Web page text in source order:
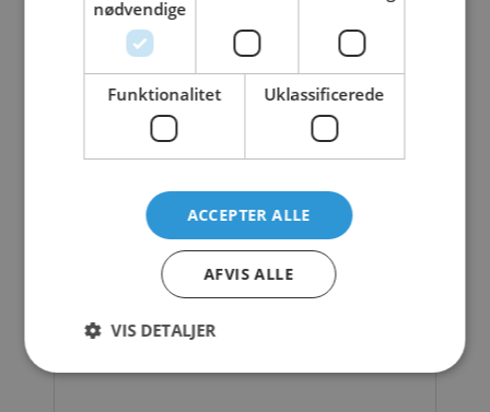
nødvendige
Funktionalitet Uklassificerede
ACCEPTER ALLE
AFVIS ALLE
VIS DETALJER